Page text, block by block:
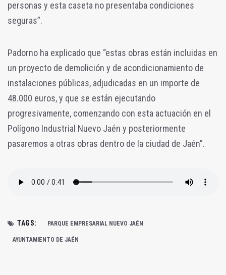
personas y esta caseta no presentaba condiciones
seguras”.
Padorno ha explicado que “estas obras están incluidas en
un proyecto de demolición y de acondicionamiento de
instalaciones públicas, adjudicadas en un importe de
48.000 euros, y que se están ejecutando
progresivamente, comenzando con esta actuación en el
Polígono Industrial Nuevo Jaén y posteriormente
pasaremos a otras obras dentro de la ciudad de Jaén”.
TAGS: PARQUE EMPRESARIAL NUEVO JAÉN
AYUNTAMIENTO DE JAÉN